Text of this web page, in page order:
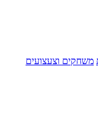
משחקים וצעצועים